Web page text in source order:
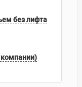
без лифта